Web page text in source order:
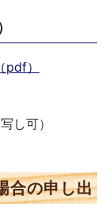
（pdf）
し可）
合の申し出